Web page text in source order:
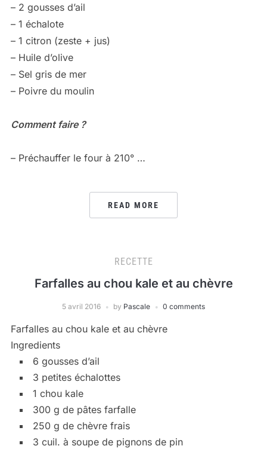
– 2 gousses d’ail
– 1 échalote
– 1 citron (zeste + jus)
– Huile d’olive
– Sel gris de mer
– Poivre du moulin
Comment faire ?
– Préchauffer le four à 210° …
READ MORE
RECETTE
Farfalles au chou kale et au chèvre
5 avril 2016 by Pascale 0 comments
Farfalles au chou kale et au chèvre
Ingredients
6 gousses d’ail
3 petites échalottes
1 chou kale
300 g de pâtes farfalle
250 g de chèvre frais
3 cuil. à soupe de pignons de pin